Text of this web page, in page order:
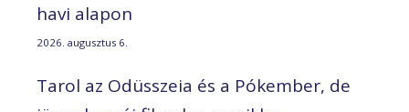
havi alapon
2026. augusztus 6.
Tarol az Odüsszeia és a Pókember, de